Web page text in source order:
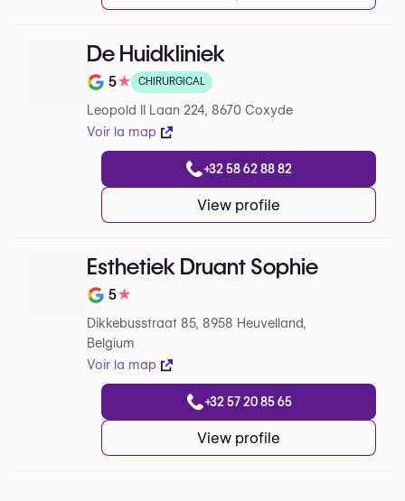
De Huidkliniek
Note de sur 5 sur Google
5★ CHIRURGICAL
Leopold II Laan 224, 8670 Coxyde
Voir la map
+32 58 62 88 82
View profile
Esthetiek Druant Sophie
Note de sur 5 sur Google
5★
Dikkebusstraat 85, 8958 Heuvelland,
Belgium
Voir la map
+32 57 20 85 65
View profile